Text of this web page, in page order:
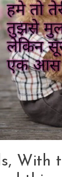
With